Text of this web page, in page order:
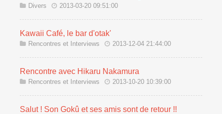
Divers 2013-03-20 09:51:00
Kawaii Café, le bar d'otak'
Rencontres et Interviews 2013-12-04 21:44:00
Rencontre avec Hikaru Nakamura
Rencontres et Interviews 2013-10-20 10:39:00
Salut ! Son Gokû et ses amis sont de retour !!